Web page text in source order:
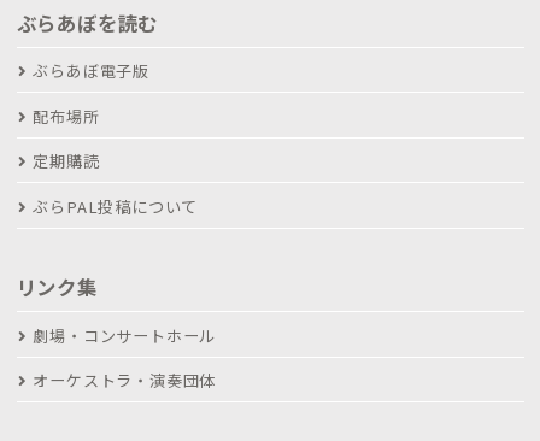
ぶらあぼを読む
ぶらあぼ電子版
配布場所
定期購読
ぶらPAL投稿について
リンク集
劇場・コンサートホール
オーケストラ・演奏団体